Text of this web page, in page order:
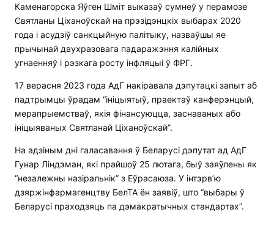
Каменагорска Яўген Шміт выказаў сумнеў у перамозе
Святланы Ціханоўскай на прэзідэнцкіх выбарах 2020
года і асудзіў санкцыйную палітыку, назваўшы яе
прычынай двухразовага падаражэння калійных
угнаенняў і рэзкага росту інфляцыі ў ФРГ.
17 верасня 2023 года АдГ накіравала дэпутацкі запыт аб
падтрымцы ўрадам “ініцыятыў, праектаў канферэнцый,
мерапрыемстваў, якія фінансуюцца, заснаваных або
ініцыяваных Святланай Ціханоўскай”.
На адзіным дні галасавання ў Беларусі дэпутат ад АдГ
Гунар Ліндэман, які прайшоў 25 лютага, быў заяўлены як
“незалежны назіральнік” з Еўрасаюза. У інтэрв’ю
дзяржінфармагенцтву БелТА ён заявіў, што “выбары ў
Беларусі праходзяць па дэмакратычных стандартах”.